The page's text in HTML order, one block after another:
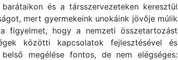
és a társszervezeteken keresztül
mert gyermekeink unokáink jövője múlik
figyelmet, hogy a nemzeti összetartozást
közötti kapcsolatok fejlesztésével és
megélése fontos, de nem elégséges: